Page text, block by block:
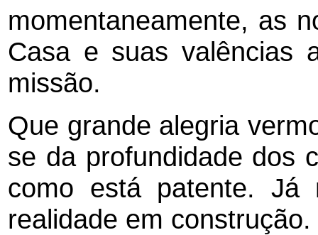
momentaneamente, as
Casa e suas valências
missão.
Que grande alegria
se da profundidade dos
como está patente. Já
realidade em construção.